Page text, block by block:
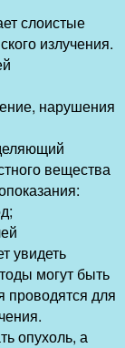
слоистые
излучения.
нарушения
вещества
увидеть
могут быть
проводятся для
опухоль, а